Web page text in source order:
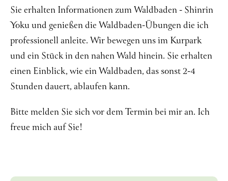
Sie erhalten Informationen zum Waldbaden - Shinrin
Yoku und genießen die Waldbaden-Übungen die ich
professionell anleite. Wir bewegen uns im Kurpark
und ein Stück in den nahen Wald hinein. Sie erhalten
einen Einblick, wie ein Waldbaden, das sonst 2-4
Stunden dauert, ablaufen kann.
Bitte melden Sie sich vor dem Termin bei mir an. Ich
freue mich auf Sie!